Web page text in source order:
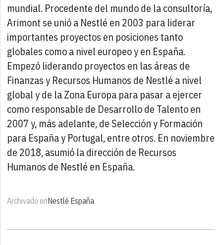
mundial. Procedente del mundo de la consultoría,
Arimont se unió a Nestlé en 2003 para liderar
importantes proyectos en posiciones tanto
globales como a nivel europeo y en España.
Empezó liderando proyectos en las áreas de
Finanzas y Recursos Humanos de Nestlé a nivel
global y de la Zona Europa para pasar a ejercer
como responsable de Desarrollo de Talento en
2007 y, más adelante, de Selección y Formación
para España y Portugal, entre otros. En noviembre
de 2018, asumió la dirección de Recursos
Humanos de Nestlé en España.
Archivado enNestlé España